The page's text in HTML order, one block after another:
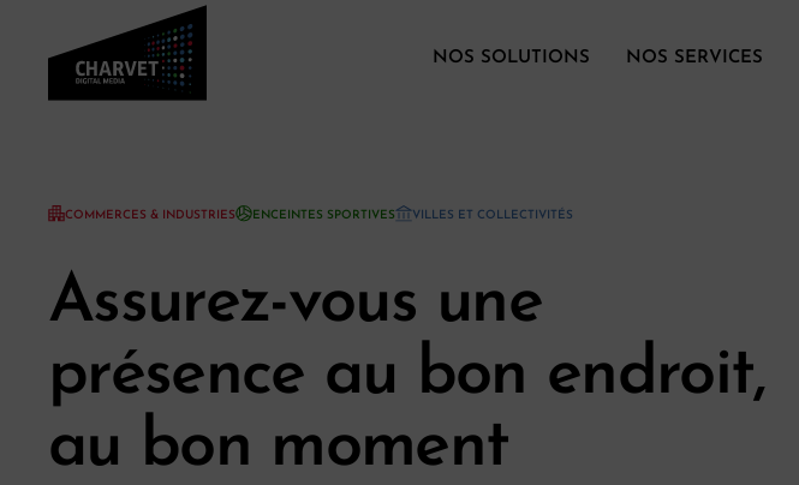
NOS SOLUTIONS NOS SERVICES
COMMERCES & INDUSTRIES ENCEINTES SPORTIVES VILLES ET COLLECTIVITÉS
Assurez-vous une
présence au bon endroit,
au bon moment